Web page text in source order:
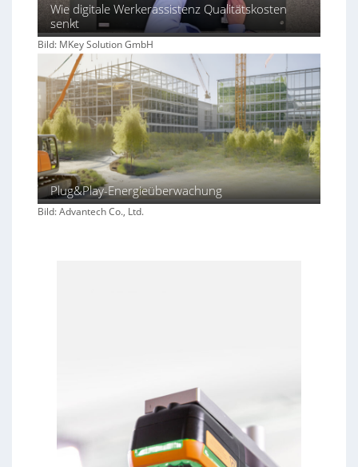
Wie digitale Werkerassistenz Qualitätskosten
senkt
Bild: MKey Solution GmbH
Plug&Play-Energieüberwachung
Bild: Advantech Co., Ltd.